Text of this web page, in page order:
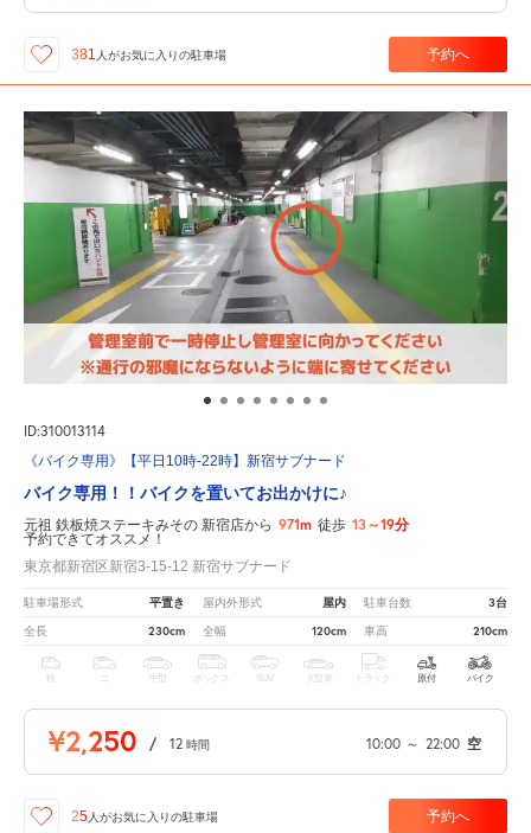
381 人がお気に入りの駐車場 予約へ
ID:310013114
《バイク専用》【平日10時-22時】新宿サブナード
バイク専用！！バイクを置いてお出かけに♪
元祖 鉄板焼ステーキみその 新宿店から 971m 徒歩 13～19分
予約できてオススメ！
東京都新宿区新宿3-15-12 新宿サブナード
駐車場形式 平置き 屋内外形式 屋内 駐車台数 3台
全長 230cm 全幅 120cm 車高 210cm
軽 中型 ボックス SUV 大型車 トラック 原付 バイク
¥2,250 / 12 時間 10:00 ～ 22:00 空
25人がお気に入りの駐車場 予約へ